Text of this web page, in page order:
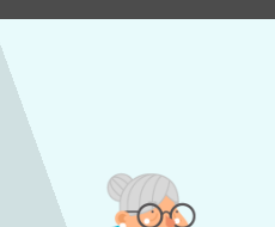
lábtámasz
4 nyílással